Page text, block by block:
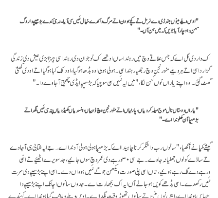
"اوس ویلے مینوں جندڑی دے نربل تے کچے ہوون اتے مرگ دا کدے خیال نئیں سی آیا۔ نہ ہی کدے بڑھیپے دا روگ
سہن دا وچار آیا جویں کہ میں ہن آں۔"
اک وار دی گل اے کہ جس علاقے وچ میں رہندا ساں اوتھے اک نوجوان وی رہندا سی جیہڑا بڑی عیش دی زندگی
گزاردا سی اتے ہر ویلے منو رنجن وچ رجھیا رہندا سی۔ ہولی ہولی اوہ بڈھا ہو گیا، اودا لک کبا ہو گیا اتے اودی کھٹّی
گھٹ گئی۔ اوہ اپنے یاراں نوں کہن لگا،"میں ایہ نئیں سی سوچیا کہ بڑھیپا ایڈی چھیتی آ جاوے دا۔"
"یاراں دوستاں نال موج میلہ کردیاں، پارٹیاں اتے منو رنجن وچ ڈوبیاں، ہنسدیاں کھیڈدیاں پتہ ہی نئیں لگدا تے
بڑھیپا آن کھلوندا اے۔"
گیشے کمپا نے آکھیا،"سانوں رب دا شکر کرنا چاہیدا اے کہ بڑھیپا ہولی ہولی آوندا اے۔ جے ایہ شتابی ہی آ جاوے
تے ساڈے کولوں جھلیا نہ جاوے۔ جے اسی ۳۰ ورہے دی عمر وچ سوں جائیے، جد سویرے اٹھیٔے تے اسّی
ورہے دے لگ رہے ہوئیے، تاں اسی اپنی صورت ویکھن جوگے نئیں ہوواں دے۔ اسی اپنے بڑھیپے دی سرت
نئیں رکھدے۔ اسی بڈھے کویں ہو جانے آں ایہ اک بجھارت اے۔ جدوں سانوں اچانک اپنے بڑھیپے دا